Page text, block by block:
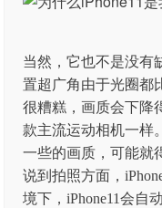
当然，它也不是没有
置超广角由于光圈都
很糟糕，画质会下降
款主流运动相机一样
一些的画质，可能就
说到拍照方面，
境下，iPhone11会自